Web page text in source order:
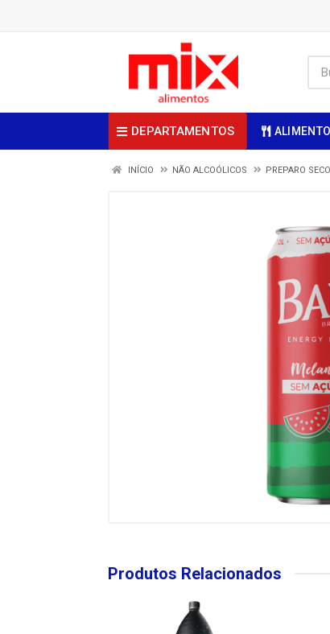
DEPARTAMENTOS
INÍCIO NÃO ALCOÓLICOS PREPARO SECO
Produtos Relacionados